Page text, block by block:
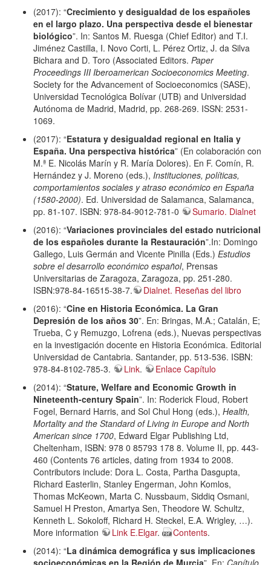
(2017): “Crecimiento y desigualdad de los españoles
en el largo plazo. Una perspectiva desde el bienestar
biológico”. In: Santos M. Ruesga (Chief Editor) and T.I.
Jiménez Castilla, I. Novo Corti, L. Pérez Ortiz, J. da Silva
Bichara and D. Toro (Associated Editors. Paper
Proceedings III Iberoamerican Socioeconomics Meeting.
Society for the Advancement of Socioeconomics (SASE),
Universidad Tecnológica Bolívar (UTB) and Universidad
Autónoma de Madrid, Madrid, pp. 268-269. ISSN: 2531-
1069.
(2017): “Estatura y desigualdad regional en Italia y
España. Una perspectiva histórica” (En colaboración con
M.ª E. Nicolás Marín y R. María Dolores). En F. Comín, R.
Hernández y J. Moreno (eds.), Instituciones, políticas,
comportamientos sociales y atraso económico en España
(1580-2000). Ed. Universidad de Salamanca, Salamanca,
pp. 81-107. ISBN: 978-84-9012-781-0
Sumario. Dialnet
(2016): “Variaciones provinciales del estado nutricional
de los españoles durante la Restauración”.In: Domingo
Gallego, Luis Germán and Vicente Pinilla (Eds.) Estudios
sobre el desarrollo económico español, Prensas
Universitarias de Zaragoza, Zaragoza, pp. 251-280.
ISBN:978-84-16515-38-7.
Dialnet. Reseñas del libro
(2016): “Cine en Historia Económica. La Gran
Depresión de los años 30”. En: Bringas, M.A.; Catalán, E;
Trueba, C y Remuzgo, Lofrena (eds.), Nuevas perspectivas
en la investigación docente en Historia Económica. Editorial
Universidad de Cantabria. Santander, pp. 513-536. ISBN:
978-84-8102-785-3.
Link.
Enlace Capítulo
(2014): “Stature, Welfare and Economic Growth in
Nineteenth-century Spain”. In: Roderick Floud, Robert
Fogel, Bernard Harris, and Sol Chul Hong (eds.), Health,
Mortality and the Standard of Living in Europe and North
American since 1700, Edward Elgar Publishing Ltd,
Cheltenham, ISBN: 978 0 85793 178 8. Volume II, pp. 443-
460 (Contents 76 articles, dating from 1934 to 2008.
Contributors include: Dora L. Costa, Partha Dasgupta,
Richard Easterlin, Stanley Engerman, John Komlos,
Thomas McKeown, Marta C. Nussbaum, Siddiq Osmani,
Samuel H Preston, Amartya Sen, Theodore W. Schultz,
Kenneth L. Sokoloff, Richard H. Steckel, E.A. Wrigley, …).
More information
Link E.Elgar. Contents.
(2014): “La dinámica demográfica y sus implicaciones
socioeconómicas en la Región de Murcia”. En: Capítulo